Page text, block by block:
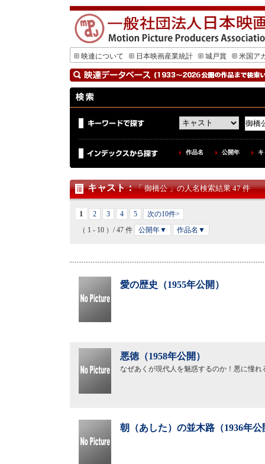
映連について 日本映画産業統計 城戸賞 米国ア
作品名 公開年
キャスト：「 御橋公 」の人名検索結果 47 件
1 2 3 4 5
次の10件>
（ 1 - 10 ）/ 47 件
公開年▼ 作品名▼
愛の歴史（1955年公開）
悪徳（1958年公開）
なぜあくが現代人を魅惑するのか！悪に憧
朝（あした）の並木路（1936年公